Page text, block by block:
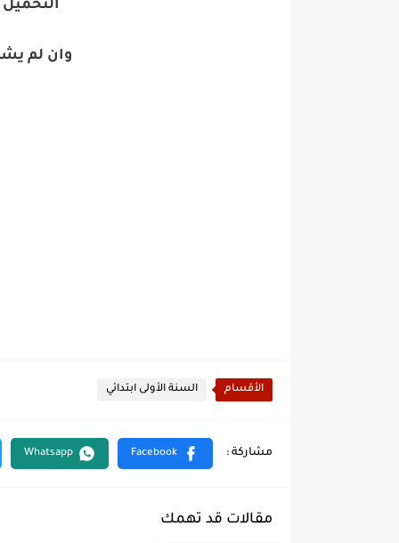
وان لم
الأقسام السنة الأولى ابتدائي
مقالات قد تهمك